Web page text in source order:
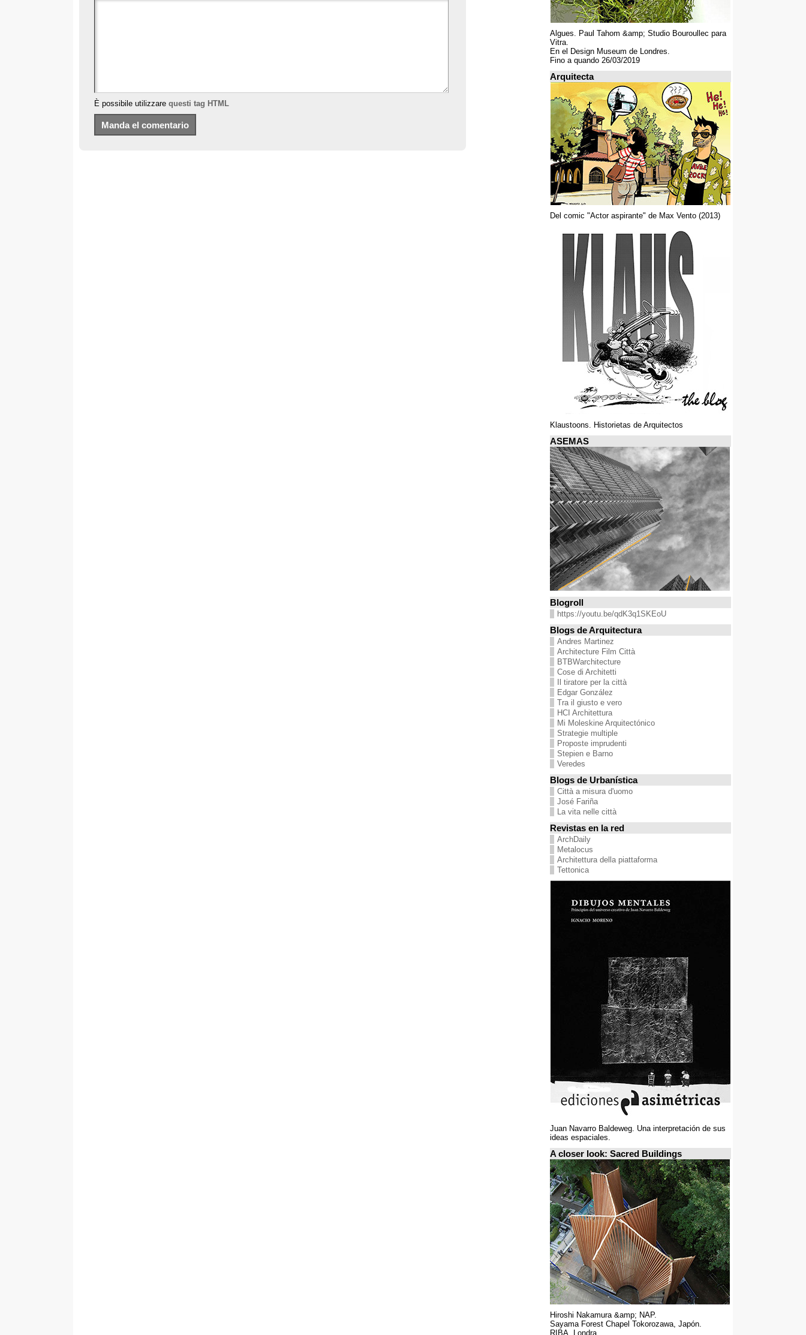
È possibile utilizzare questi tag HTML
Algues. Paul Tahom &amp; Studio Bouroullec para
Vitra.
En el Design Museum de Londres.
Fino a quando 26/03/2019
Arquitecta
Del comic "Actor aspirante" de Max Vento (2013)
Klaustoons. Historietas de Arquitectos
ASEMAS
Blogroll
https://youtu.be/qdK3q1SKEoU
Blogs de Arquitectura
Andres Martinez
Architecture Film Città
BTBWarchitecture
Cose di Architetti
Il tiratore per la città
Edgar González
Tra il giusto e vero
HCI Architettura
Mi Moleskine Arquitectónico
Strategie multiple
Proposte imprudenti
Stepien e Barno
Veredes
Blogs de Urbanística
Città a misura d'uomo
José Fariña
La vita nelle città
Revistas en la red
ArchDaily
Metalocus
Architettura della piattaforma
Tettonica
Juan Navarro Baldeweg. Una interpretación de sus
ideas espaciales.
A closer look: Sacred Buildings
Hiroshi Nakamura &amp; NAP.
Sayama Forest Chapel Tokorozawa, Japón.
RIBA, Londra.